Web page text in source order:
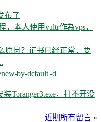
布了
，本人使用vultr作為vps，
原因？证书已经正常，要
by-default -d
Toranger3.exe，打不开没
近期所有留言 »